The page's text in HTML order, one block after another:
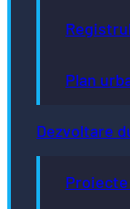
Plan
Dezvoltare
Proiecte
Întreținere
strada Ghinzii;
îndreptat și